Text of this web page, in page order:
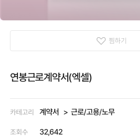
찜하기
연봉근로계약서(엑셀)
카테고리 계약서 근로/고용/노무
조회수 32,642